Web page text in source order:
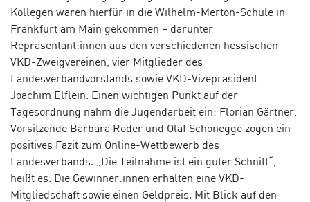
Kollegen waren hierfür in die Wilhelm-Merton-Schule in
Frankfurt am Main gekommen – darunter
Repräsentant:innen aus den verschiedenen hessischen
VKD-Zweigvereinen, vier Mitglieder des
Landesverbandvorstands sowie VKD-Vizepräsident
Joachim Elflein. Einen wichtigen Punkt auf der
Tagesordnung nahm die Jugendarbeit ein: Florian Gärtner,
Vorsitzende Barbara Röder und Olaf Schönegge zogen ein
positives Fazit zum Online-Wettbewerb des
Landesverbands. „Die Teilnahme ist ein guter Schnitt“,
heißt es. Die Gewinner:innen erhalten eine VKD-
Mitgliedschaft sowie einen Geldpreis. Mit Blick auf den